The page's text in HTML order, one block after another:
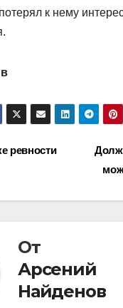
к нему
ревности
От
Арсений
Найденов